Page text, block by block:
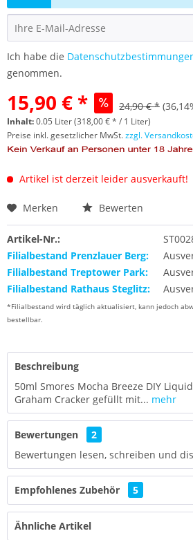
Ich habe die
genommen.
15,90 € * 24,90 € *
Inhalt:0.05 Liter (318,00 € * / 1 Liter)
Preise inkl. gesetzlicher MwSt.zzgl.
Artikel ist derzeit leider ausverkauft!
Merken Bewerten
Artikel-Nr.:
Filialbestand Prenzlauer Berg:
Filialbestand Treptower Park:
Filialbestand Rathaus Steglitz:
*Filialbestand wird täglich aktualisiert, kann jedoch
bestellbar.
Beschreibung
50ml Smores Mocha Breeze DIY
Graham Cracker gefüllt mit... mehr
Bewertungen
2
Bewertungen lesen, schreiben und
Empfohlenes Zubehör 5
Ähnliche Artikel